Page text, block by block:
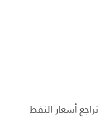
تراجع أسعار النفط